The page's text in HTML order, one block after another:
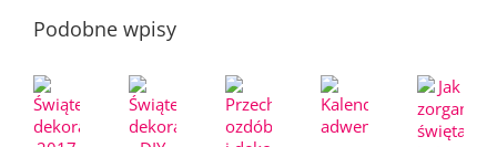
Podobne wpisy